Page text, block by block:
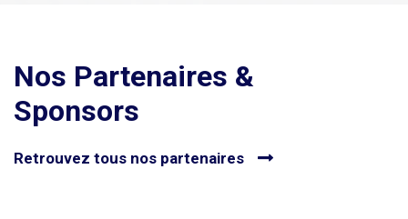
Nos Partenaires &
Sponsors
Retrouvez tous nos partenaires